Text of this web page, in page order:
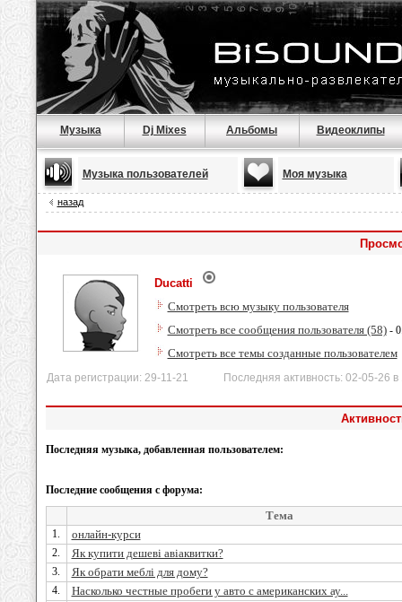
Музыка Dj Mixes Альбомы Видеоклипы
Музыка пользователей Моя музыка
назад
Ducatti
Смотреть всю музыку пользователя
Смотреть все сообщения пользователя (58)-
Смотреть все темы созданные пользователем
Дата регистрации: 29-11-21 Последняя активность: 02-05-26 в
Последняя музыка, добавленная пользователем:
Последние сообщения с форума:
Тема
1. онлайн-курси
2. Як купити дешеві авіаквитки?
3. Як обрати меблі для дому?
4. Насколько честные пробеги у авто с американских ау...